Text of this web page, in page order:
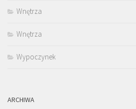
Wnętrza
Wnętrza
Wypoczynek
ARCHIWA